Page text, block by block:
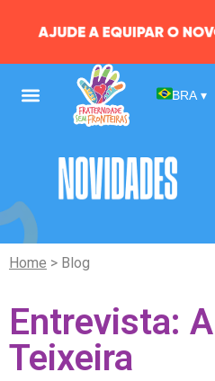
BRA ▾
Home > Blog
Entrevista:
Teixeira